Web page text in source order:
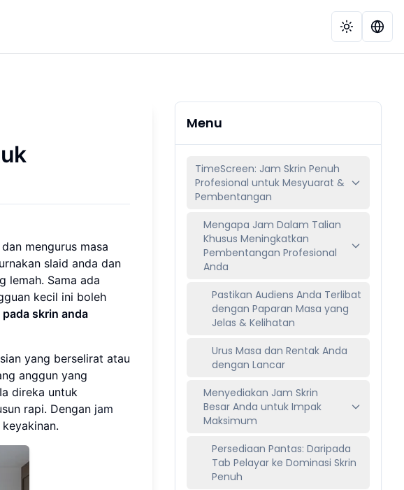
mengurus masa
slaid anda dan
lemah. Sama ada
kecil ini boleh
skrin anda
yang berselirat atau
anggun yang
direka untuk
rapi. Dengan jam
Menu
TimeScreen: Jam Skrin Penuh
Profesional untuk Mesyuarat &
Pembentangan
Mengapa Jam Dalam Talian
Khusus Meningkatkan
Pembentangan Profesional
Anda
Pastikan Audiens Anda Terlibat
dengan Paparan Masa yang
Jelas & Kelihatan
Urus Masa dan Rentak Anda
dengan Lancar
Menyediakan Jam Skrin
Besar Anda untuk Impak
Maksimum
Persediaan Pantas: Daripada
Tab Pelayar ke Dominasi Skrin
Penuh